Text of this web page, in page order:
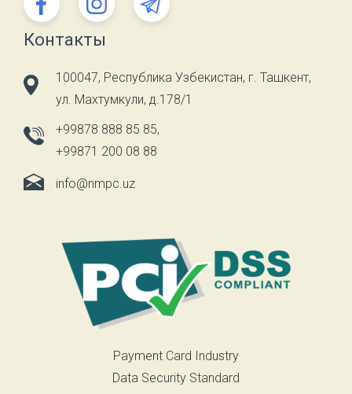
Контакты
100047, Республика Узбекистан, г. Ташкент,
ул. Махтумкули, д.178/1
+99878 888 85 85,
+99871 200 08 88
info@nmpc.uz
Payment Card Industry
Data Security Standard